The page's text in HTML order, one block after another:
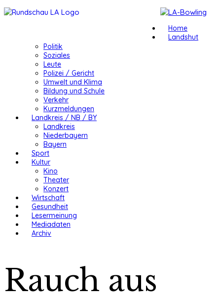
Home
Landshut
Politik
Soziales
Leute
Polizei / Gericht
Umwelt und Klima
Bildung und Schule
Verkehr
Kurzmeldungen
Landkreis / NB / BY
Landkreis
Niederbayern
Bayern
Sport
Kultur
Kino
Theater
Konzert
Wirtschaft
Gesundheit
Lesermeinung
Mediadaten
Archiv
Rauch aus